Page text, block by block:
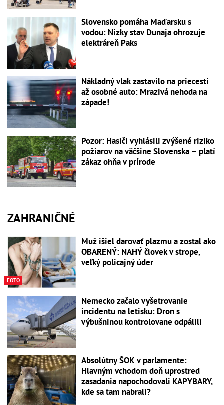
Slovensko pomáha Maďarsku s
vodou: Nízky stav Dunaja ohrozuje
elektráreň Paks
Nákladný vlak zastavilo na priecestí
až osobné auto: Mrazivá nehoda na
západe!
Pozor: Hasiči vyhlásili zvýšené riziko
požiarov na väčšine Slovenska – platí
zákaz ohňa v prírode
ZAHRANIČNÉ
FOTO
Muž išiel darovať plazmu a zostal ako
OBARENÝ: NAHÝ človek v strope,
veľký policajný úder
Nemecko začalo vyšetrovanie
incidentu na letisku: Dron s
výbušninou kontrolovane odpálili
Absolútny ŠOK v parlamente:
Hlavným vchodom doň uprostred
zasadania napochodovali KAPYBARY,
kde sa tam nabrali?